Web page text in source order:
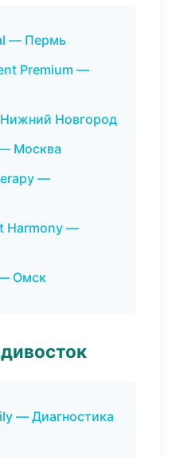
— Пермь
Premium —
Новгород
Москва
—
Harmony —
Омск
— Диагностика